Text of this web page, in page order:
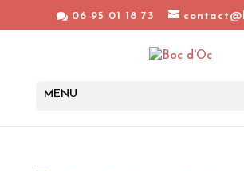
06 95 01 18 73